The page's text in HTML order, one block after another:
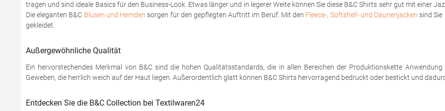
tragen und sind ideale Basics für den Business-Look. Etwas länger und in legerer Weite können Sie diese B&C Shirts sehr gut mit einer
Die eleganten B&C Blusen und Hemden sorgen für den gepflegten Auftritt im Beruf. Mit den Fleece-, Softshell- und Daunenjacken sind
gekleidet.
Außergewöhnliche Qualität
Ein hervorstechendes Merkmal von B&C sind die hohen Qualitätsstandards, die in allen Bereichen der Produktionskette
Geweben, die herrlich weich auf der Haut liegen. Außerordentlich glatt können B&C Shirts hervorragend bedruckt oder bestickt und
Entdecken Sie die B&C Collection bei Textilwaren24